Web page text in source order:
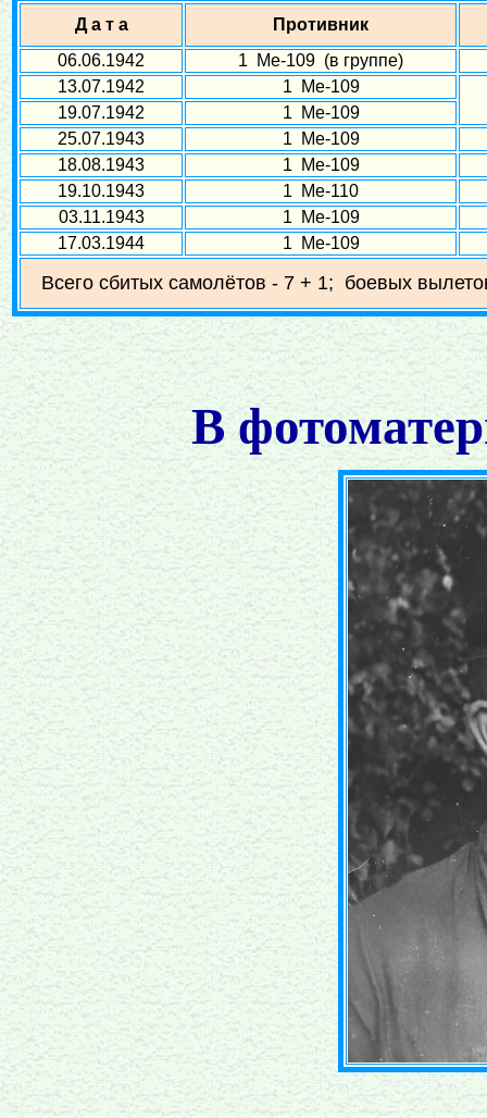
Д а т а
Противник
06.06.1942
1 Ме-109 (в группе)
13.07.1942
1 Ме-109
19.07.1942
1 Ме-109
25.07.1943
1 Ме-109
18.08.1943
1 Ме-109
19.10.1943
1 Ме-110
03.11.1943
1 Ме-109
17.03.1944
1 Ме-109
Всего сбитых самолётов - 7 + 1; боевых
В